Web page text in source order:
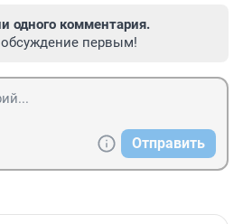
одного комментария.
первым!
Отправить